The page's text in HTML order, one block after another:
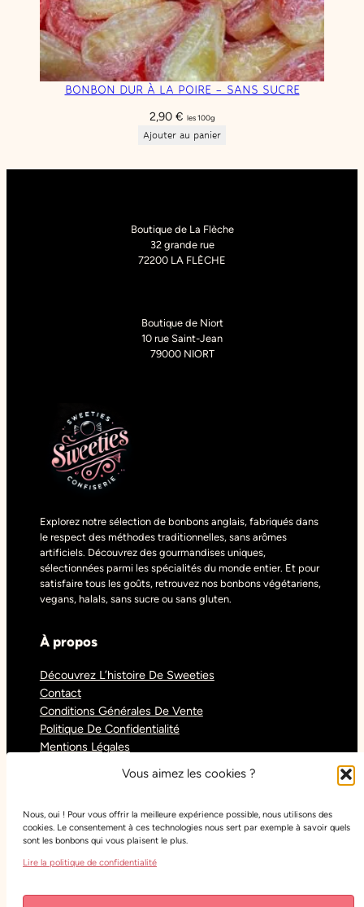
Vous aimez les cookies ?
Nous, oui ! Pour vous offrir la meilleure expérience possible, nous utilisons des
cookies. Le consentement à ces technologies nous sert par exemple à savoir quels
sont les bonbons qui vous plaisent le plus.
Lire la politique de confidentialité
BONBON DUR À LA POIRE – SANS SUCRE
2,90 € les 100g
Ajouter au panier
Boutique de La Flèche
32 grande rue
72200 LA FLÈCHE
Boutique de Niort
10 rue Saint-Jean
79000 NIORT
Explorez notre sélection de bonbons anglais, fabriqués dans
le respect des méthodes traditionnelles, sans arômes
artificiels. Découvrez des gourmandises uniques,
sélectionnées parmi les spécialités du monde entier. Et pour
satisfaire tous les goûts, retrouvez nos bonbons végétariens,
vegans, halals, sans sucre ou sans gluten.
À propos
Découvrez L’histoire De Sweeties
Contact
Conditions Générales De Vente
Politique De Confidentialité
Mentions Légales
Réseaux sociaux
Instagram